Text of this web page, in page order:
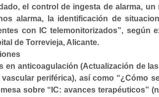
el control de ingesta de alarma, un
alarma, la identificación de
con IC telemonitorizados”, según
de Torrevieja, Alicante.
en anticoagulación (Actualización de
periférica), así como “¿Cómo
sobre “ IC: avances terapéuticos”